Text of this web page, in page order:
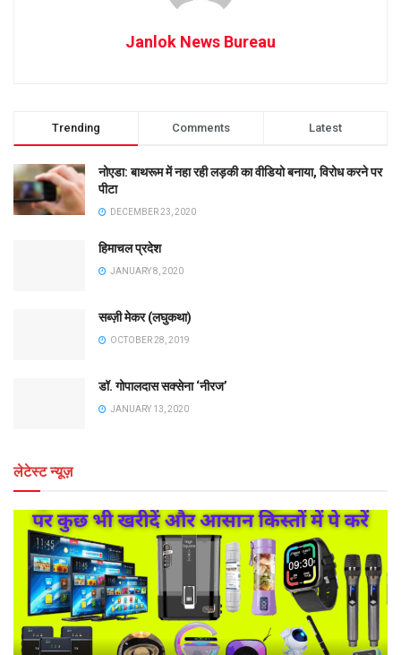
Janlok News Bureau
Trending Comments Latest
नोएडा: बाथरूम में नहा रही लड़की का वीडियो बनाया, विरोध करने पर
पीटा
DECEMBER 23, 2020
हिमाचल प्रदेश
JANUARY 8, 2020
सब्ज़ी मेकर (लघुकथा)
OCTOBER 28, 2019
डॉ. गोपालदास सक्सेना ‘नीरज’
JANUARY 13, 2020
लेटेस्ट न्यूज़